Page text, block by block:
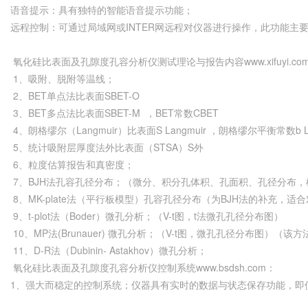
语音提示：具有独特的智能语音提示功能；
远程控制：可通过局域网或INTER网远程对仪器进行操作，此功能
氧化硅比表面及孔隙度孔容分析仪测试理论与报告内容
1、吸附、脱附等温线；
2、BET单点法比表面SBET-O
3、BET多点法比表面SBET-M ，BET常数CBET
4、朗格缪尔（Langmuir）比表面S Langmuir ，朗格缪尔平衡常数
5、统计吸附层厚度法外比表面（STSA）S外
6、粒度估算报告和真密度；
7、BJH法孔容孔径分布；（微分、积分孔体积、孔面积、孔径分布
8、MK-plate法（平行板模型）孔容孔径分布（为BJH法的补充，适
9、t-plot法（Boder）微孔分析；（V-t图，t法微孔孔径分布图）
10、MP法(Brunauer) 微孔分析；（V-t图，微孔孔径分布图）（该
11、D-R法（Dubinin- Astakhov）微孔分析；
氧化硅比表面及孔隙度孔容分析仪控制系统www.bsdsh.com：
1、强大而稳定的控制系统；仪器具有实时的数据与状态保存功能，